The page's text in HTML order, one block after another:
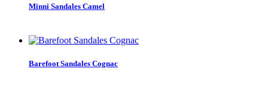
Minni Sandales Camel
Barefoot Sandales Cognac